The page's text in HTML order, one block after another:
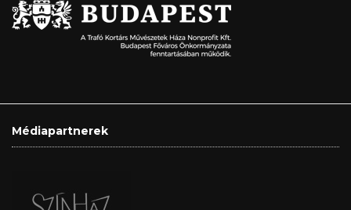
Médiapartnerek